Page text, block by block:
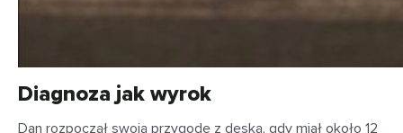
Diagnoza jak wyrok
Dan rozpoczął swoją przygodę z deską, gdy miał około 12